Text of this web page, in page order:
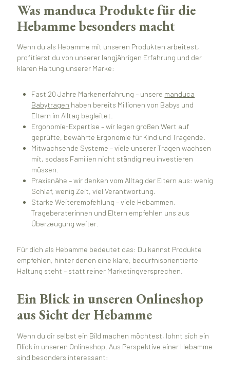
Was manduca Produkte für die
Hebamme besonders macht
Wenn du als Hebamme mit unseren Produkten arbeitest,
profitierst du von unserer langjährigen Erfahrung und der
klaren Haltung unserer Marke:
Fast 20 Jahre Markenerfahrung – unsere manduca
Babytragen haben bereits Millionen von Babys und
Eltern im Alltag begleitet.
Ergonomie-Expertise – wir legen großen Wert auf
geprüfte, bewährte Ergonomie für Kind und Tragende.
Mitwachsende Systeme – viele unserer Tragen wachsen
mit, sodass Familien nicht ständig neu investieren
müssen.
Praxisnähe – wir denken vom Alltag der Eltern aus: wenig
Schlaf, wenig Zeit, viel Verantwortung.
Starke Weiterempfehlung – viele Hebammen,
Trageberaterinnen und Eltern empfehlen uns aus
Überzeugung weiter.
Für dich als Hebamme bedeutet das: Du kannst Produkte
empfehlen, hinter denen eine klare, bedürfnisorientierte
Haltung steht – statt reiner Marketingversprechen.
Ein Blick in unseren Onlineshop
aus Sicht der Hebamme
Wenn du dir selbst ein Bild machen möchtest, lohnt sich ein
Blick in unseren Onlineshop. Aus Perspektive einer Hebamme
sind besonders interessant: